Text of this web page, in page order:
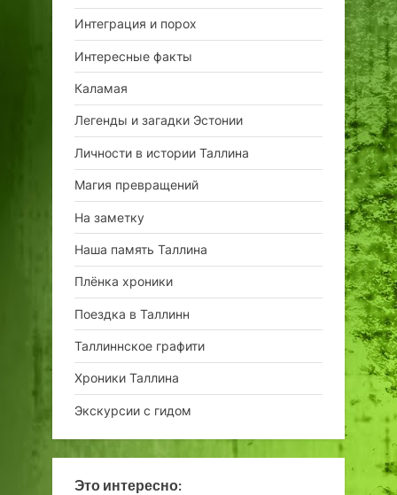
Интеграция и порох
Интересные факты
Каламая
Легенды и загадки Эстонии
Личности в истории Таллина
Магия превращений
На заметку
Наша память Таллина
Плёнка хроники
Поездка в Таллинн
Таллиннское графити
Хроники Таллина
Экскурсии с гидом
Это интересно: